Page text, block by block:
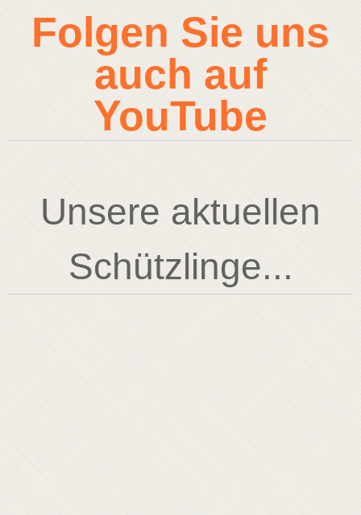
Folgen Sie uns
auch auf
YouTube
Unsere aktuellen
Schützlinge...